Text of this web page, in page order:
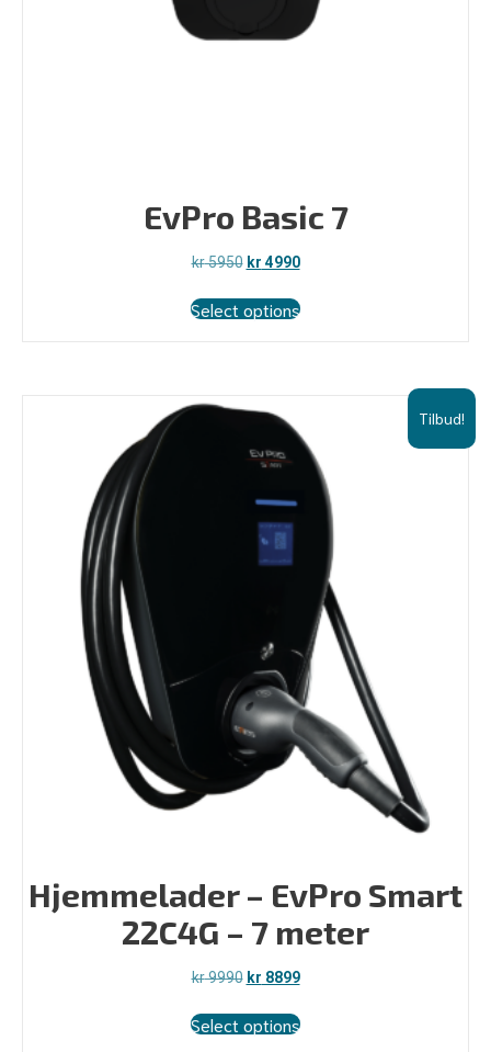
EvPro Basic 7
kr5950 Opprinnelig
var:
kr 4990Nåværende
er:
Select options
Tilbud!
Hjemmelader – EvPro Smart
22C4G – 7 meter
kr9990 Opprinnelig
var:
kr 8899Nåværende
er:
Select options